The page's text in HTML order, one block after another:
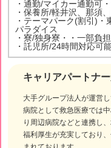
キャリアパートナ
大手グループ法人が運営
病院として救急医療では
り周辺病院などと連携し
福利厚生が充実しており
・通勤/マイカー通勤可
・保養所/軽井沢、那須
・テーマパーク(割引)
パラダイス
・寮/独身寮・・一部負
・託児所/24時間対応可